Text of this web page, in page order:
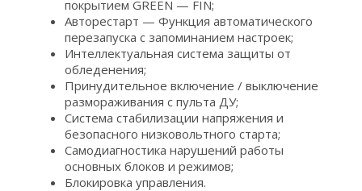
покрытием GREEN — FIN;
Авторестарт — Функция автоматического
перезапуска с запоминанием настроек;
Интеллектуальная система защиты от
обледенения;
Принудительное включение / выключение
размораживания с пульта ДУ;
Система стабилизации напряжения и
безопасного низковольтного старта;
Самодиагностика нарушений работы
основных блоков и режимов;
Блокировка управления.